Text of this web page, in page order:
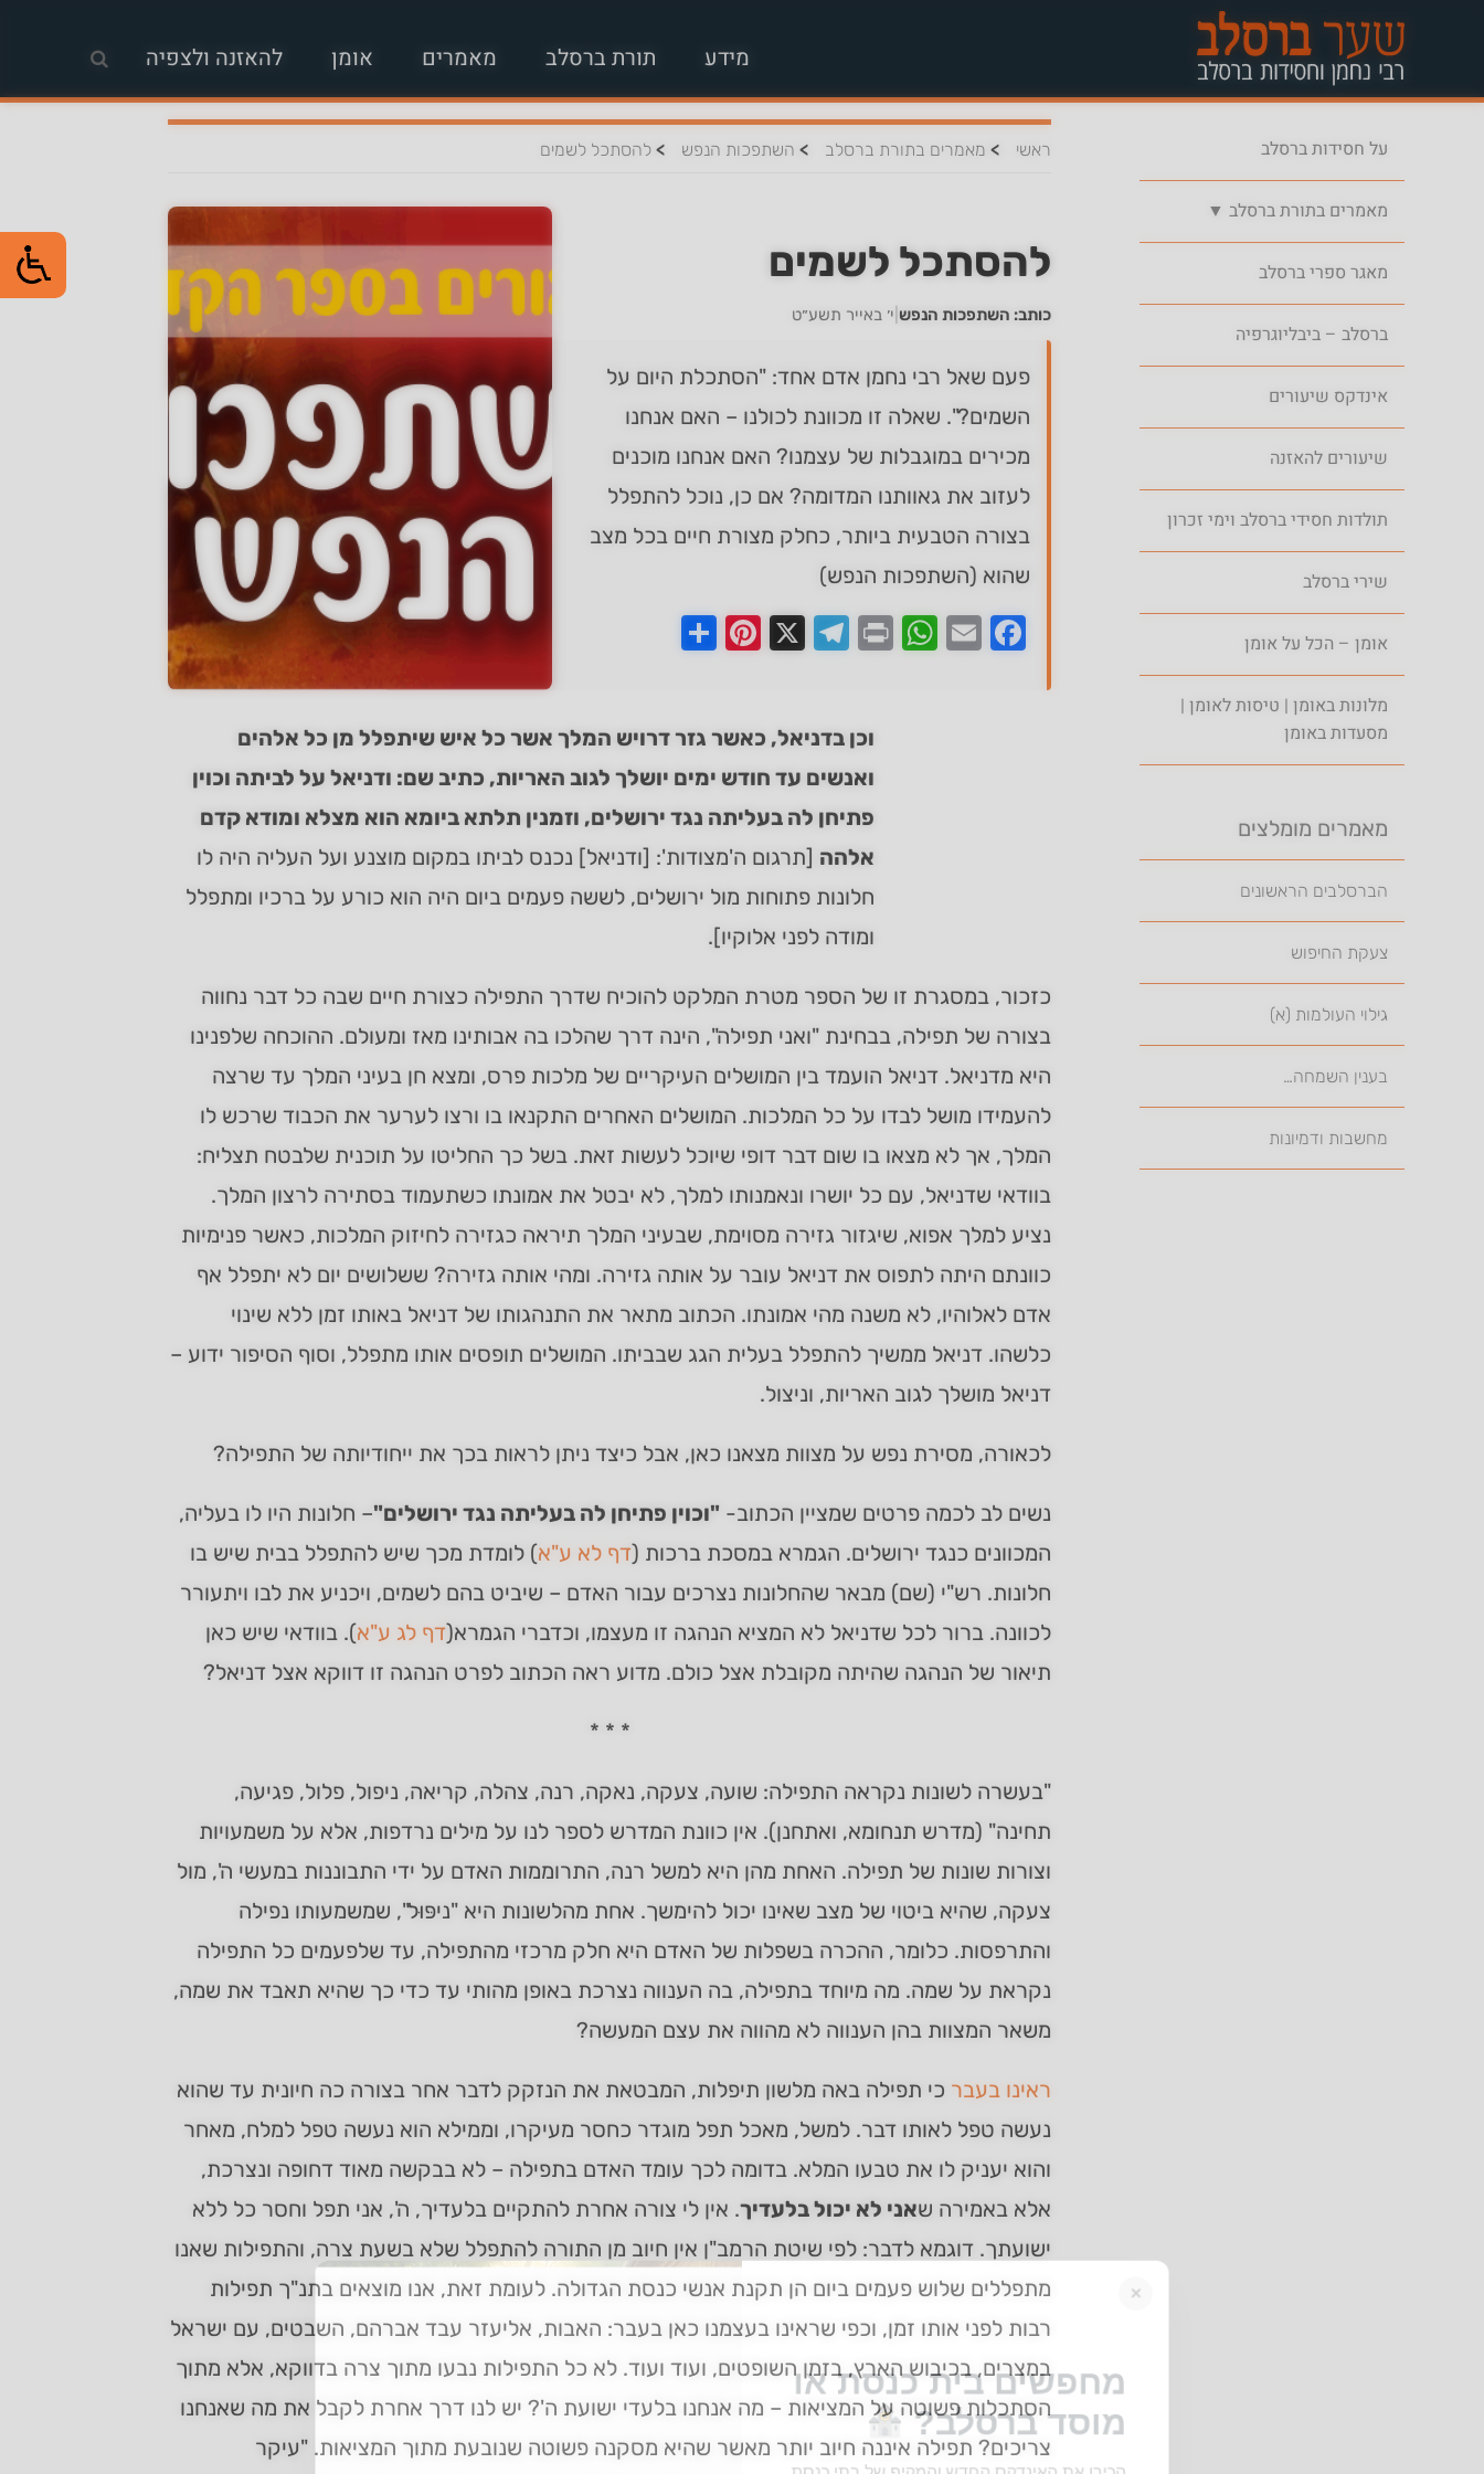
מידע תורת ברסלב מאמרים אומן להאזנה ולצפיה
על חסידות ברסלב
מאמרים בתורת ברסלב ▼
מאגר ספרי ברסלב
ברסלב – ביבליוגרפיה
אינדקס שיעורים
שיעורים להאזנה
תולדות חסידי ברסלב וימי זכרון
שירי ברסלב
אומן – הכל על אומן
מלונות באומן | טיסות לאומן |
מסעדות באומן
מאמרים מומלצים
הברסלבים הראשונים
צעקת החיפוש
גילוי העולמות (א)
בענין השמחה…
מחשבות ודמיונות
ראשי > מאמרים בתורת ברסלב > השתפכות הנפש > להסתכל לשמים
להסתכל לשמים
כותב: השתפכות הנפש י׳ באייר תשע״ט
פעם שאל רבי נחמן אדם אחד: "הסתכלת היום על
השמים?". שאלה זו מכוונת לכולנו – האם אנחנו
מכירים במוגבלות של עצמנו? האם אנחנו מוכנים
לעזוב את גאוותנו המדומה? אם כן, נוכל להתפלל
בצורה הטבעית ביותר, כחלק מצורת חיים בכל מצב
שהוא (השתפכות הנפש)
Facebook
Email
WhatsApp
Print
Telegram
X
Pinterest
וכן בדניאל, כאשר גזר דרויש המלך אשר כל איש שיתפלל מן כל אלהים
ואנשים עד חודש ימים יושלך לגוב האריות, כתיב שם: ודניאל על לביתה וכוין
פתיחן לה בעליתה נגד ירושלים, וזמנין תלתא ביומא הוא מצלא ומודא קדם
אלהה [תרגום ה'מצודות': [ודניאל] נכנס לביתו במקום מוצנע ועל העליה היה לו
חלונות פתוחות מול ירושלים, לששה פעמים ביום היה הוא כורע על ברכיו ומתפלל
ומודה לפני אלוקיו].
כזכור, במסגרת זו של הספר מטרת המלקט להוכיח שדרך התפילה כצורת חיים שבה כל דבר נחווה
בצורה של תפילה, בבחינת "ואני תפילה", הינה דרך שהלכו בה אבותינו מאז ומעולם. ההוכחה שלפנינו
היא מדניאל. דניאל הועמד בין המושלים העיקריים של מלכות פרס, ומצא חן בעיני המלך עד שרצה
להעמידו מושל לבדו על כל המלכות. המושלים האחרים התקנאו בו ורצו לערער את הכבוד שרכש לו
המלך, אך לא מצאו בו שום דבר דופי שיוכל לעשות זאת. בשל כך החליטו על תוכנית שלבטח תצליח:
בוודאי שדניאל, עם כל יושרו ונאמנותו למלך, לא יבטל את אמונתו כשתעמוד בסתירה לרצון המלך.
נציע למלך אפוא, שיגזור גזירה מסוימת, שבעיני המלך תיראה כגזירה לחיזוק המלכות, כאשר פנימיות
כוונתם היתה לתפוס את דניאל עובר על אותה גזירה. ומהי אותה גזירה? ששלושים יום לא יתפלל אף
אדם לאלוהיו, לא משנה מהי אמונתו. הכתוב מתאר את התנהגותו של דניאל באותו זמן ללא שינוי
כלשהו. דניאל ממשיך להתפלל בעלית הגג שבביתו. המושלים תופסים אותו מתפלל, וסוף הסיפור ידוע –
דניאל מושלך לגוב האריות, וניצול.
לכאורה, מסירת נפש על מצוות מצאנו כאן, אבל כיצד ניתן לראות בכך את ייחודיותה של התפילה?
נשים לב לכמה פרטים שמציין הכתוב- "וכוין פתיחן לה בעליתה נגד ירושלים"– חלונות היו לו בעליה,
המכוונים כנגד ירושלים. הגמרא במסכת ברכות (דף לא ע"א) לומדת מכך שיש להתפלל בבית שיש בו
חלונות. רש"י (שם) מבאר שהחלונות נצרכים עבור האדם – שיביט בהם לשמים, ויכניע את לבו ויתעורר
לכוונה. ברור לכל שדניאל לא המציא הנהגה זו מעצמו, וכדברי הגמרא(דף לג ע"א). בוודאי שיש כאן
תיאור של הנהגה שהיתה מקובלת אצל כולם. מדוע ראה הכתוב לפרט הנהגה זו דווקא אצל דניאל?
* * *
"בעשרה לשונות נקראה התפילה: שועה, צעקה, נאקה, רנה, צהלה, קריאה, ניפול, פלול, פגיעה,
תחינה" (מדרש תנחומא, ואתחנן). אין כוונת המדרש לספר לנו על מילים נרדפות, אלא על משמעויות
וצורות שונות של תפילה. האחת מהן היא למשל רנה, התרוממות האדם על ידי התבוננות במעשי ה', מול
צעקה, שהיא ביטוי של מצב שאינו יכול להימשך. אחת מהלשונות היא "ניפּוּל", שמשמעותו נפילה
והתרפסות. כלומר, ההכרה בשפלות של האדם היא חלק מרכזי מהתפילה, עד שלפעמים כל התפילה
נקראת על שמה. מה מיוחד בתפילה, בה הענווה נצרכת באופן מהותי עד כדי כך שהיא תאבד את שמה,
משאר המצוות בהן הענווה לא מהווה את עצם המעשה?
ראינו בעבר כי תפילה באה מלשון תיפלות, המבטאת את הנזקק לדבר אחר בצורה כה חיונית עד שהוא
נעשה טפל לאותו דבר. למשל, מאכל תפל מוגדר כחסר מעיקרו, וממילא הוא נעשה טפל למלח, מאחר
והוא יעניק לו את טבעו המלא. בדומה לכך עומד האדם בתפילה – לא בבקשה מאוד דחופה ונצרכת,
אלא באמירה שאני לא יכול בלעדיך. אין לי צורה אחרת להתקיים בלעדיך, ה', אני תפל וחסר כל ללא
ישועתך. דוגמא לדבר: לפי שיטת הרמב"ן אין חיוב מן התורה להתפלל שלא בשעת צרה, והתפילות שאנו
מתפללים שלוש פעמים ביום הן תקנת אנשי כנסת הגדולה. לעומת זאת, אנו מוצאים בתנ"ך תפילות
רבות לפני אותו זמן, וכפי שראינו בעצמנו כאן בעבר: האבות, אליעזר עבד אברהם, השבטים, עם ישראל
במצרים, בכיבוש הארץ, בזמן השופטים, ועוד ועוד. לא כל התפילות נבעו מתוך צרה בדווקא, אלא מתוך
הסתכלות פשוטה על המציאות – מה אנחנו בלעדי ישועת ה'? יש לנו דרך אחרת לקבל את מה שאנחנו
צריכים? תפילה איננה חיוב יותר מאשר שהיא מסקנה פשוטה שנובעת מתוך המציאות. "עיקר
מחפשים בית כנסת או
מוסד ברסלב?